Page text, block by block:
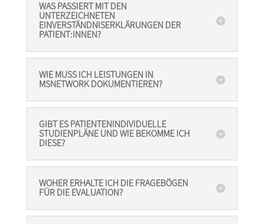
WAS PASSIERT MIT DEN
UNTERZEICHNETEN
EINVERSTÄNDNISERKLÄRUNGEN DER
PATIENT:INNEN?
WIE MUSS ICH LEISTUNGEN IN
MSNETWORK DOKUMENTIEREN?
GIBT ES PATIENTENINDIVIDUELLE
STUDIENPLÄNE UND WIE BEKOMME ICH
DIESE?
WOHER ERHALTE ICH DIE FRAGEBÖGEN
FÜR DIE EVALUATION?